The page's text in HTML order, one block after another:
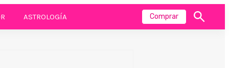
ASTROLOGÍA Comprar
Mostrar